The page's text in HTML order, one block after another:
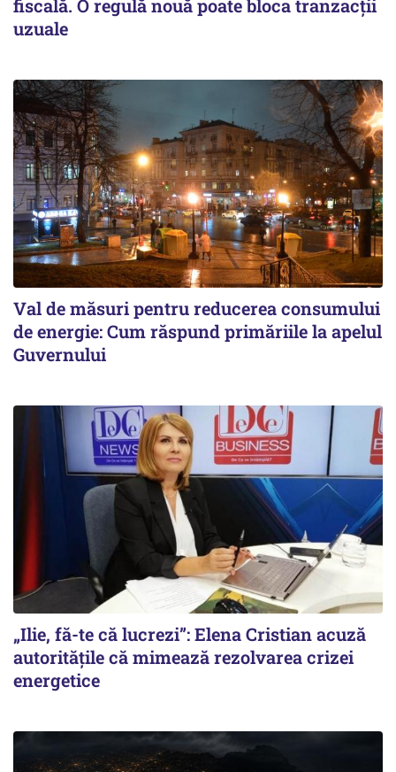
fiscală. O regulă nouă poate bloca tranzacții
uzuale
Val de măsuri pentru reducerea consumului
de energie: Cum răspund primăriile la apelul
Guvernului
„Ilie, fă-te că lucrezi”: Elena Cristian acuză
autoritățile că mimează rezolvarea crizei
energetice